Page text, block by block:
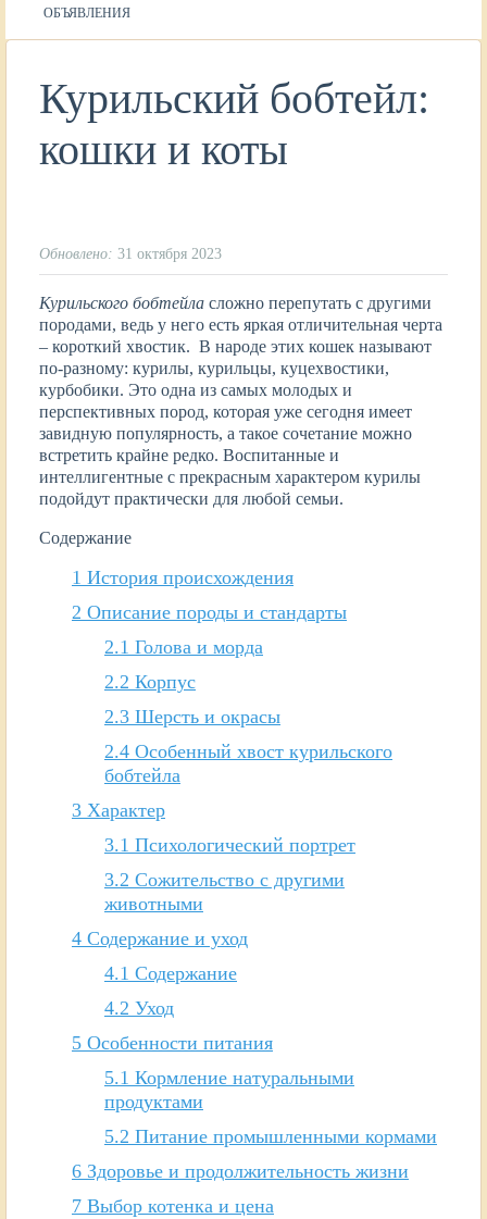
ОБЪЯВЛЕНИЯ
Курильский бобтейл:
кошки и коты
Обновлено: 31 октября 2023
Курильского бобтейла сложно перепутать с другими
породами, ведь у него есть яркая отличительная черта
– короткий хвостик. В народе этих кошек называют
по-разному: курилы, курильцы, куцехвостики,
курбобики. Это одна из самых молодых и
перспективных пород, которая уже сегодня имеет
завидную популярность, а такое сочетание можно
встретить крайне редко. Воспитанные и
интеллигентные с прекрасным характером курилы
подойдут практически для любой семьи.
Содержание
1 История происхождения
2 Описание породы и стандарты
2.1 Голова и морда
2.2 Корпус
2.3 Шерсть и окрасы
2.4 Особенный хвост курильского
бобтейла
3 Характер
3.1 Психологический портрет
3.2 Сожительство с другими
животными
4 Содержание и уход
4.1 Содержание
4.2 Уход
5 Особенности питания
5.1 Кормление натуральными
продуктами
5.2 Питание промышленными кормами
6 Здоровье и продолжительность жизни
7 Выбор котенка и цена